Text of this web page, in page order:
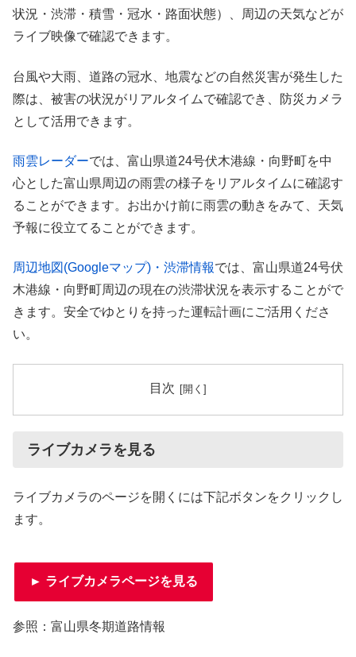
状況・渋滞・積雪・冠水・路面状態）、周辺の天気などが
ライブ映像で確認できます。
台風や大雨、道路の冠水、地震などの自然災害が発生した
際は、被害の状況がリアルタイムで確認でき、防災カメラ
として活用できます。
雨雲レーダーでは、富山県道24号伏木港線・向野町を中
心とした富山県周辺の雨雲の様子をリアルタイムに確認す
ることができます。お出かけ前に雨雲の動きをみて、天気
予報に役立てることができます。
周辺地図(Googleマップ)・渋滞情報では、富山県道24号伏
木港線・向野町周辺の現在の渋滞状況を表示することがで
きます。安全でゆとりを持った運転計画にご活用くださ
い。
目次
ライブカメラを見る
ライブカメラのページを開くには下記ボタンをクリックし
ます。
► ライブカメラページを見る
参照：富山県冬期道路情報